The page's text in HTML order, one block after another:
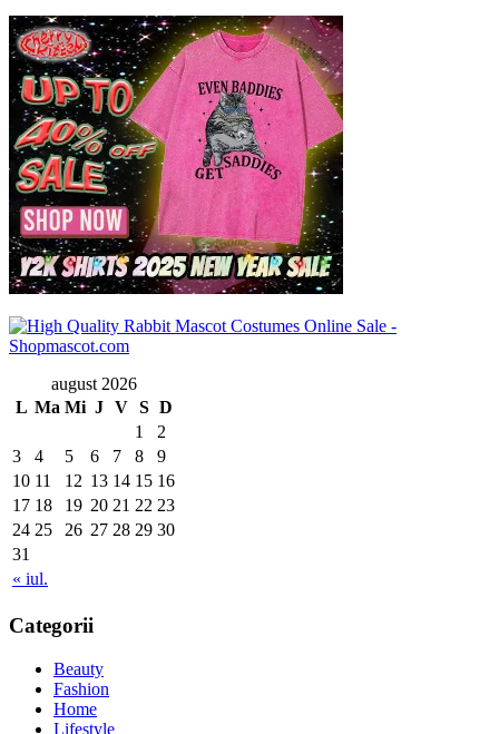
august 2026
L Ma Mi J V S D
« iul.
1
2
3
4 5 6 7 8
9
10 11 12 13 14 15 16
17 18 19 20 21 22 23
24 25 26 27 28 29 30
31
Categorii
Beauty
Fashion
Home
Lifestyle